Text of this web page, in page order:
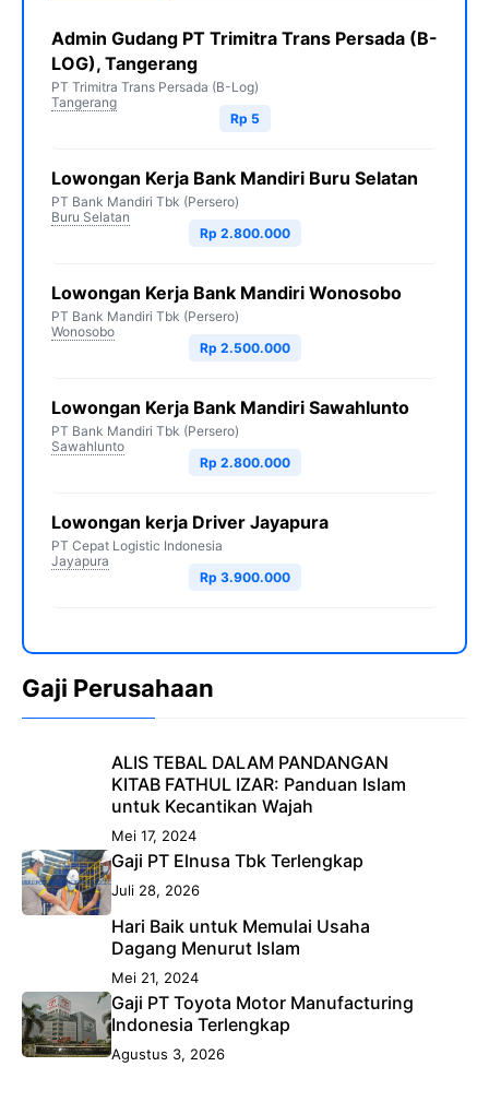
Admin Gudang PT Trimitra Trans Persada (B-
LOG), Tangerang
PT Trimitra Trans Persada (B-Log)
Tangerang
Rp 5
Lowongan Kerja Bank Mandiri Buru Selatan
PT Bank Mandiri Tbk (Persero)
Buru Selatan
Rp 2.800.000
Lowongan Kerja Bank Mandiri Wonosobo
PT Bank Mandiri Tbk (Persero)
Wonosobo
Rp 2.500.000
Lowongan Kerja Bank Mandiri Sawahlunto
PT Bank Mandiri Tbk (Persero)
Sawahlunto
Rp 2.800.000
Lowongan kerja Driver Jayapura
PT Cepat Logistic Indonesia
Jayapura
Rp 3.900.000
Gaji Perusahaan
ALIS TEBAL DALAM PANDANGAN
KITAB FATHUL IZAR: Panduan Islam
untuk Kecantikan Wajah
Mei 17, 2024
Gaji PT Elnusa Tbk Terlengkap
Juli 28, 2026
Hari Baik untuk Memulai Usaha
Dagang Menurut Islam
Mei 21, 2024
Gaji PT Toyota Motor Manufacturing
Indonesia Terlengkap
Agustus 3, 2026